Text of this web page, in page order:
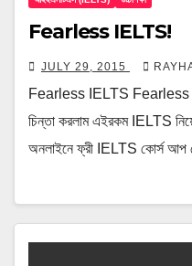
Fearless IELTS!
JULY 29, 2015
Fearless IELTS Fearless
চিন্তা করলাম এইরকম IELTS
অনলাইনে ফ্রী IELTS কোর্স আপ